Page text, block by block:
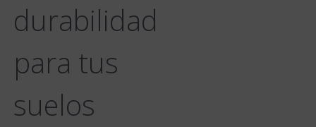
durabilidad
para tus
suelos